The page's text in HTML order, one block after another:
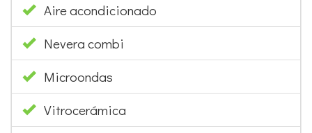
Aire acondicionado
Nevera combi
Microondas
Vitrocerámica